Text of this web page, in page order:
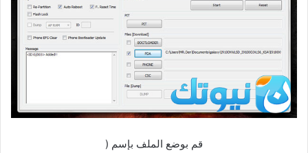
قم بوضع الملف بإسم (